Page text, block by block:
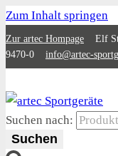
Zum Inhalt springen
Zur artec Hompage Elf
9470-0 info@artec-
Suchen nach:
Suchen